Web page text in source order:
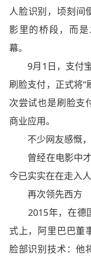
人脸识别，顷刻
影里的桥段，而
幕。
9月1日，支付宝
刷脸支付，正式将“
次尝试也是刷脸支
商业应用。
不少网友感慨，
曾经在电影中才
今已实实在在走入
再次领先西方
2015年，在德
式上，阿里巴巴董
脸部识别技术：他